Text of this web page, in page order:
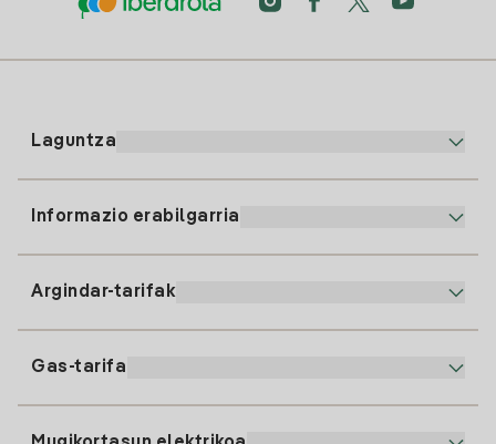
Laguntza
91 919 52 73
clientes@tuiberdrola.es
Informazio erabilgarria
Gasean alta ematea
Argindar-tarifak
Gas-tarifa